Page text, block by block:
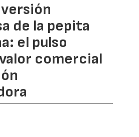
de la pepita
el pulso
comercial